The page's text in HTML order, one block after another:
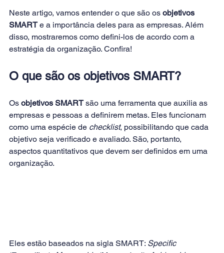
Neste artigo, vamos entender o que são os objetivos
SMART e a importância deles para as empresas. Além
disso, mostraremos como defini-los de acordo com a
estratégia da organização. Confira!
O que são os objetivos SMART?
Os objetivos SMART são uma ferramenta que auxilia as
empresas e pessoas a definirem metas. Eles funcionam
como uma espécie de checklist, possibilitando que cada
objetivo seja verificado e avaliado. São, portanto,
aspectos quantitativos que devem ser definidos em uma
organização.
Eles estão baseados na sigla SMART: Specific